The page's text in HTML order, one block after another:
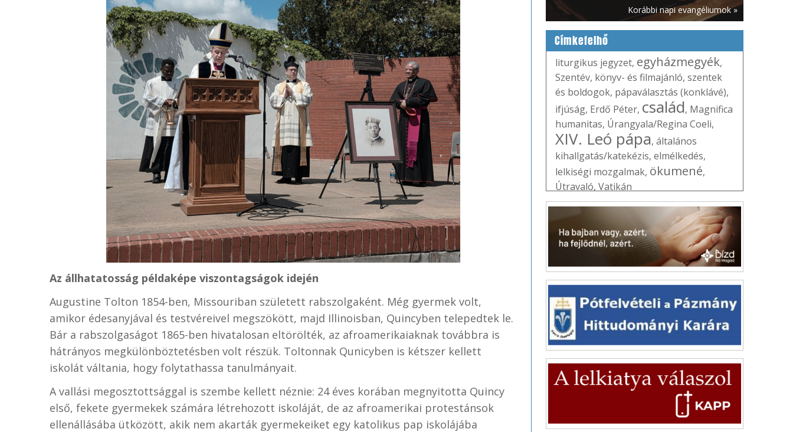
Az állhatatosság példaképe viszontagságok idején
Augustine Tolton 1854-ben, Missouriban született rabszolgaként. Még gyermek volt,
amikor édesanyjával és testvéreivel megszökött, majd Illinoisban, Quincyben telepedtek le.
Bár a rabszolgaságot 1865-ben hivatalosan eltörölték, az afroamerikaiaknak továbbra is
hátrányos megkülönböztetésben volt részük. Toltonnak Qunicyben is kétszer kellett
iskolát váltania, hogy folytathassa tanulmányait.
A vallási megosztottsággal is szembe kellett néznie: 24 éves korában megnyitotta Quincy
első, fekete gyermekek számára létrehozott iskoláját, de az afroamerikai protestánsok
ellenállásába ütközött, akik nem akarták gyermekeiket egy katolikus pap iskolájába
Korábbi napi evangéliumok »
Címkefelhő
liturgikus jegyzet, egyházmegyék,
Szentév, könyv- és filmajánló, szentek
és boldogok, pápaválasztás (konklávé),
ifjúság, Erdő Péter, család, Magnifica
humanitas, Úrangyala/Regina Coeli,
XIV. Leó pápa, általános
kihallgatás/katekézis, elmélkedés,
lelkiségi mozgalmak, ökumené,
Útravaló, Vatikán